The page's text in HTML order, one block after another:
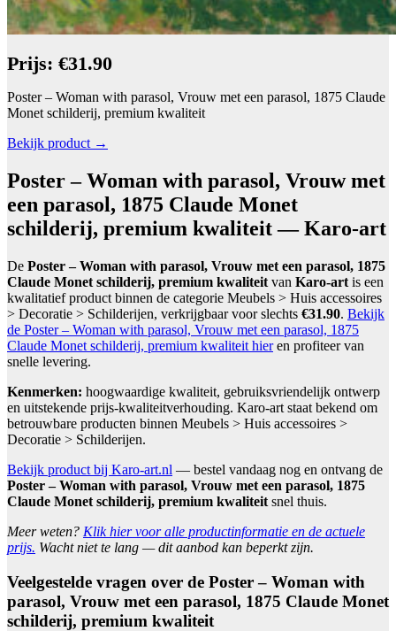
Prijs: €31.90
Poster – Woman with parasol, Vrouw met een parasol, 1875 Claude
Monet schilderij, premium kwaliteit
Bekijk product →
Poster – Woman with parasol, Vrouw met
een parasol, 1875 Claude Monet
schilderij, premium kwaliteit — Karo-art
De Poster – Woman with parasol, Vrouw met een parasol, 1875
Claude Monet schilderij, premium kwaliteit van Karo-art is een
kwalitatief product binnen de categorie Meubels > Huis accessoires
> Decoratie > Schilderijen, verkrijgbaar voor slechts €31.90. Bekijk
de Poster – Woman with parasol, Vrouw met een parasol, 1875
Claude Monet schilderij, premium kwaliteit hieren profiteer van
snelle levering.
Kenmerken: hoogwaardige kwaliteit, gebruiksvriendelijk ontwerp
en uitstekende prijs-kwaliteitverhouding. Karo-art staat bekend om
betrouwbare producten binnen Meubels > Huis accessoires >
Decoratie > Schilderijen.
Bekijk product bij Karo-art.nl — bestel vandaag nog en ontvang de
Poster – Woman with parasol, Vrouw met een parasol, 1875
Claude Monet schilderij, premium kwaliteit snel thuis.
Meer weten? Klik hier voor alle productinformatie en de actuele
prijs. Wacht niet te lang — dit aanbod kan beperkt zijn.
Veelgestelde vragen over de Poster – Woman with
parasol, Vrouw met een parasol, 1875 Claude Monet
schilderij, premium kwaliteit